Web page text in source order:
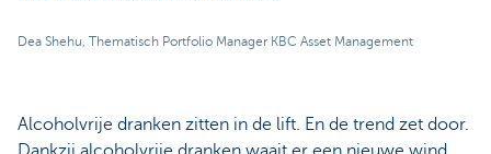
Dea Shehu, Thematisch Portfolio Manager KBC Asset Management
Alcoholvrije dranken zitten in de lift. En de trend zet door.